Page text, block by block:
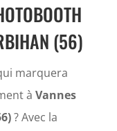
(56)
marquera
à Vannes
? Avec la